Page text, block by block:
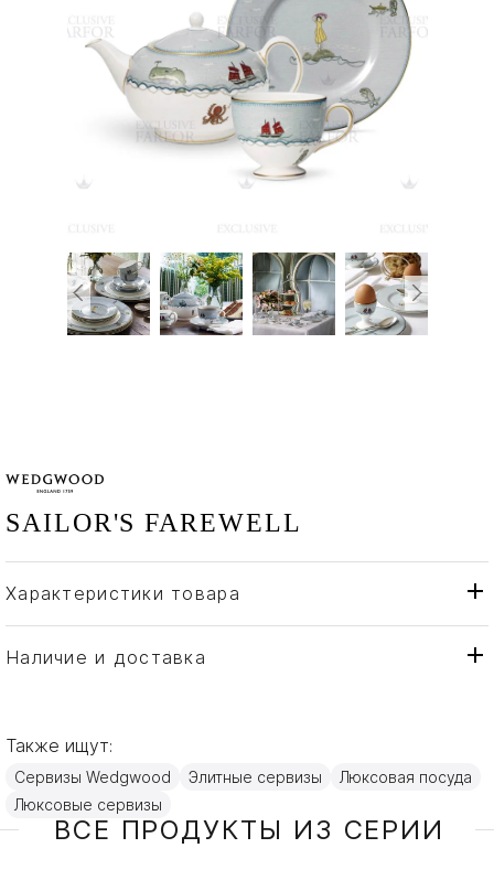
SAILOR'S FAREWELL
Характеристики товара
Бренд
Wedgwood
Страна производителя
Наличие и доставка
Также ищут:
Сервизы Wedgwood Элитные сервизы
Люксовая посуда
Люксовые сервизы
ВСЕ ПРОДУКТЫ ИЗ СЕРИИ